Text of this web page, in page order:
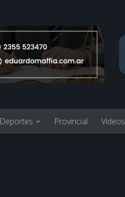
Deportes Provincial Videos